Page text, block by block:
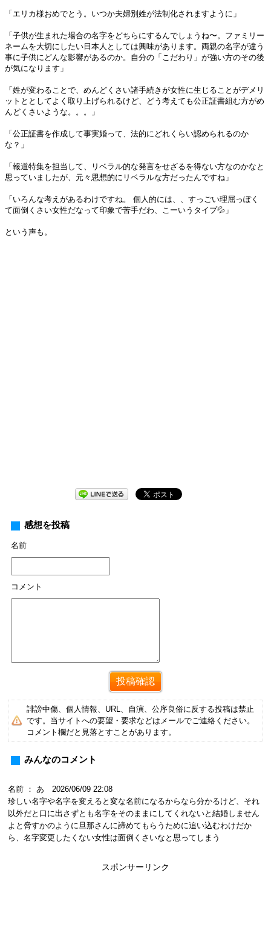
「エリカ様おめでとう。いつか夫婦別姓が法制化されますように」
「子供が生まれた場合の名字をどちらにするんでしょうね〜。ファミリー
ネームを大切にしたい日本人としては興味があります。両親の名字が違う
事に子供にどんな影響があるのか。自分の「こだわり」が強い方のその後
が気になります」
「姓が変わることで、めんどくさい諸手続きが女性に生じることがデメリ
ットととしてよく取り上げられるけど、どう考えても公正証書組む方がめ
んどくさいような。。。」
「公正証書を作成して事実婚って、法的にどれくらい認められるのか
な？」
「報道特集を担当して、リベラル的な発言をせざるを得ない方なのかなと
思っていましたが、元々思想的にリベラルな方だったんですね」
「いろんな考えがあるわけですね。 個人的には、、すっごい理屈っぽく
て面倒くさい女性だなって印象で苦手だわ、こーいうタイプ💦」
という声も。
感想を投稿
名前
コメント
誹謗中傷、個人情報、URL、自演、公序良俗に反する投稿は禁止
です。当サイトへの要望・要求などはメールでご連絡ください。
コメント欄だと見落とすことがあります。
みんなのコメント
名前 ： あ 2026/06/09 22:08
珍しい名字や名字を変えると変な名前になるからなら分かるけど、それ
以外だと口に出さずとも名字をそのままにしてくれないと結婚しません
よと脅すかのように旦那さんに諦めてもらうために追い込むわけだか
ら、名字変更したくない女性は面倒くさいなと思ってしまう
スポンサーリンク